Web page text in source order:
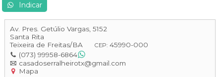
Indicar
Av. Pres. Getúlio Vargas, 5152
Santa Rita
Teixeira de Freitas/BA CEP: 45990-000
(073) 99958-6864
casadoserralheirotx@gmail.com
Mapa